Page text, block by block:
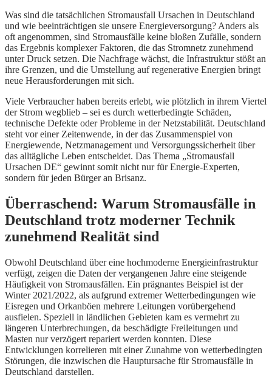
Was sind die tatsächlichen Stromausfall Ursachen in Deutschland
und wie beeinträchtigen sie unsere Energieversorgung? Anders als
oft angenommen, sind Stromausfälle keine bloßen Zufälle, sondern
das Ergebnis komplexer Faktoren, die das Stromnetz zunehmend
unter Druck setzen. Die Nachfrage wächst, die Infrastruktur stößt an
ihre Grenzen, und die Umstellung auf regenerative Energien bringt
neue Herausforderungen mit sich.
Viele Verbraucher haben bereits erlebt, wie plötzlich in ihrem Viertel
der Strom wegblieb – sei es durch wetterbedingte Schäden,
technische Defekte oder Probleme in der Netzstabilität. Deutschland
steht vor einer Zeitenwende, in der das Zusammenspiel von
Energiewende, Netzmanagement und Versorgungssicherheit über
das alltägliche Leben entscheidet. Das Thema „Stromausfall
Ursachen DE“ gewinnt somit nicht nur für Energie-Experten,
sondern für jeden Bürger an Brisanz.
Überraschend: Warum Stromausfälle in
Deutschland trotz moderner Technik
zunehmend Realität sind
Obwohl Deutschland über eine hochmoderne Energieinfrastruktur
verfügt, zeigen die Daten der vergangenen Jahre eine steigende
Häufigkeit von Stromausfällen. Ein prägnantes Beispiel ist der
Winter 2021/2022, als aufgrund extremer Wetterbedingungen wie
Eisregen und Orkanböen mehrere Leitungen vorübergehend
ausfielen. Speziell in ländlichen Gebieten kam es vermehrt zu
längeren Unterbrechungen, da beschädigte Freileitungen und
Masten nur verzögert repariert werden konnten. Diese
Entwicklungen korrelieren mit einer Zunahme von wetterbedingten
Störungen, die inzwischen die Hauptursache für Stromausfälle in
Deutschland darstellen.